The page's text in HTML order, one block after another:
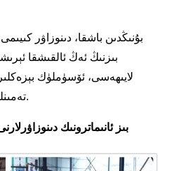
بۇنىڭدىن باشقا، دىنوزاۋر
بىزنىڭ ئەڭ ئالقىشقا
لايىھەسى، ئۆسۈملۈك
تەمىنلىيەلەيدىغانلىقىمىزدىن خۇشالمىز.
بىز ئانىماترونىك